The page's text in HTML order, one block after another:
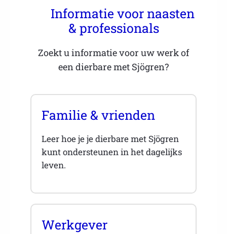
Informatie voor naasten
& professionals
Zoekt u informatie voor uw werk of
een dierbare met Sjögren?
Familie & vrienden
Leer hoe je je dierbare met Sjögren
kunt ondersteunen in het dagelijks
leven.
Werkgever